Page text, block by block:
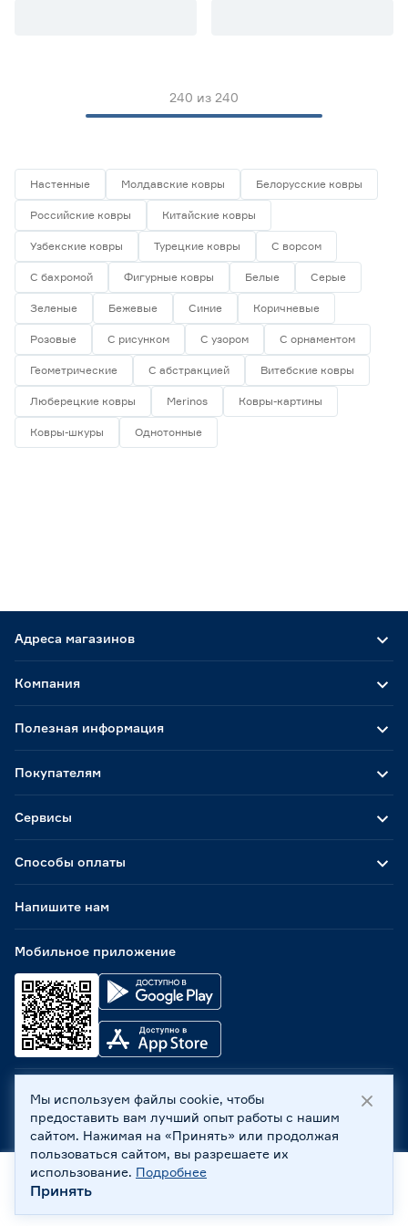
240 из 240
Настенные Молдавские ковры Белорусские ковры
Российские ковры Китайские ковры
Узбекские ковры Турецкие ковры С ворсом
С бахромой Фигурные ковры Белые Серые
Зеленые Бежевые Синие Коричневые
Розовые С рисунком С узором С орнаментом
Геометрические С абстракцией Витебские ковры
Люберецкие ковры Merinos Ковры-картины
Ковры-шкуры Однотонные
Адреса магазинов
Способы оплаты
Мобильное приложение
Компания
Полезная информация
Покупателям
Сервисы
Напишите нам
ООО «Бауцентр Рус» 2004 -2026, 236029, г. Калининград,
ул. А.Невского, 205. ИНН 7702596813, КПП 390601001 ©
Все права защищены
Политика обработки персональных данных
Правовая информация
Охрана труда
Главная
Мы используем файлы cookie, чтобы
предоставить вам лучший опыт работы с нашим
сайтом. Нажимая на «Принять» или продолжая
пользоваться сайтом, вы разрешаете их
использование. Подробнее
Принять